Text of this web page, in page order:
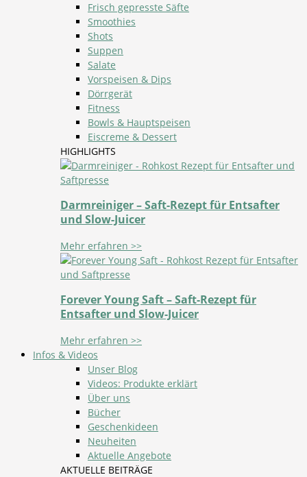
Frisch gepresste Säfte
Smoothies
Shots
Suppen
Salate
Vorspeisen & Dips
Dörrgerät
Fitness
Bowls & Hauptspeisen
Eiscreme & Dessert
HIGHLIGHTS
Darmreiniger – Saft-Rezept für Entsafter
und Slow-Juicer
Mehr erfahren >>
Forever Young Saft – Saft-Rezept für
Entsafter und Slow-Juicer
Mehr erfahren >>
Infos & Videos
Unser Blog
Videos: Produkte erklärt
Über uns
Bücher
Geschenkideen
Neuheiten
Aktuelle Angebote
AKTUELLE BEITRÄGE